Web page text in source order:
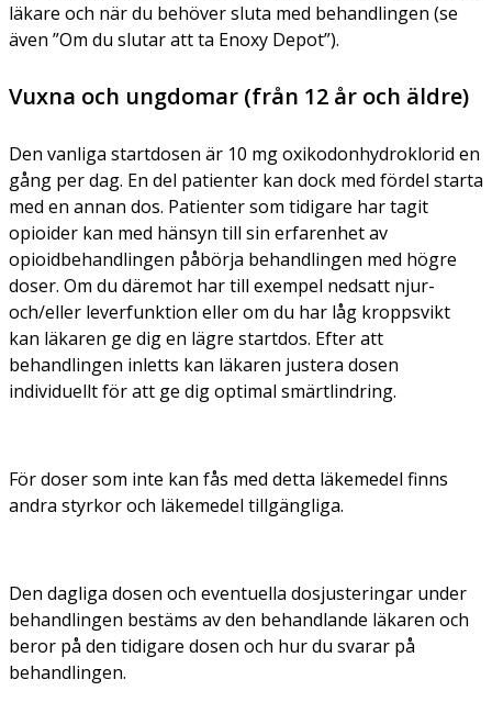
läkare och när du behöver sluta med behandlingen (se
även ”Om du slutar att ta Enoxy Depot”).
Vuxna och ungdomar (från 12 år och äldre)
Den vanliga startdosen är 10 mg oxikodonhydroklorid en
gång per dag. En del patienter kan dock med fördel starta
med en annan dos. Patienter som tidigare har tagit
opioider kan med hänsyn till sin erfarenhet av
opioidbehandlingen påbörja behandlingen med högre
doser. Om du däremot har till exempel nedsatt njur-
och/eller leverfunktion eller om du har låg kroppsvikt
kan läkaren ge dig en lägre startdos. Efter att
behandlingen inletts kan läkaren justera dosen
individuellt för att ge dig optimal smärtlindring.
För doser som inte kan fås med detta läkemedel finns
andra styrkor och läkemedel tillgängliga.
Den dagliga dosen och eventuella dosjusteringar under
behandlingen bestäms av den behandlande läkaren och
beror på den tidigare dosen och hur du svarar på
behandlingen.